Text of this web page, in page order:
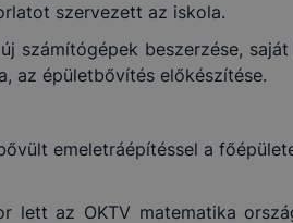
szervezett az iskola.
számítógépek beszerzése,
az épületbővítés előkészítése.
emeletráépítéssel a
lett az OKTV matematika